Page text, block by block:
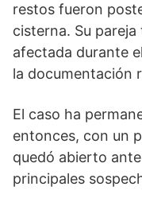
restos fueron
cisterna. Su
afectada durante
la documentación
El caso ha
entonces, con un
quedó abierto
principales